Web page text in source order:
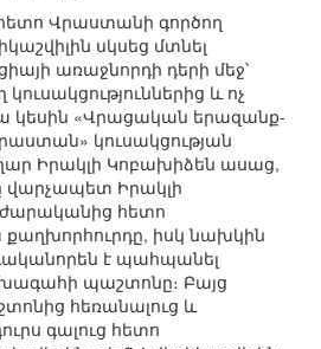
Վրաստանի գործող
սկսեց մտնել
առաջնորդի դերի մեջ՝
կուսակցություններից և ոչ
կեսին «Վրացական երազանք-
կուսակցության
Իրակլի Կոբախիձեն ասաց,
վարչապետ Իրակլի
հետո
իսկ նախկին
է պահպանել
պաշտոնը։ Բայց
հեռանալուց և
գալուց հետո